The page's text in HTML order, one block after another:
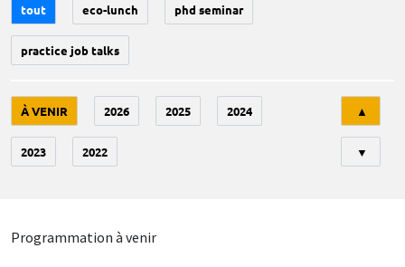
tout eco-lunch phd seminar
practice job talks
À VENIR 2026 2025 2024
2023 2022
▲
▼
Programmation à venir